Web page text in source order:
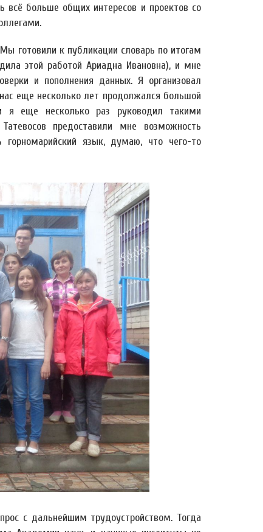
всё больше общих интересов и проектов со
готовили к публикации словарь по итогам
этой работой Ариадна Ивановна), и мне
и пополнения данных. Я организовал
еще несколько лет продолжался большой
я еще несколько раз руководил такими
предоставили мне возможность
язык, думаю, что чего-то
с дальнейшим трудоустройством. Тогда